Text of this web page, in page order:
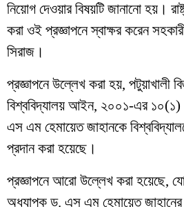
নিয়োগ দেওয়ার বিষয়টি জানানো হয়।
করা ওই প্রজ্ঞাপনে স্বাক্ষর করেন
সিরাজ।
প্রজ্ঞাপনে উল্লেখ করা হয়, পটুয়াখালী
বিশ্ববিদ্যালয় আইন, ২০০১-এর ১০(১)
এস এম হেমায়েত জাহানকে
প্রদান করা হয়েছে।
প্রজ্ঞাপনে আরো উল্লেখ করা হয়েছে,
অধ্যাপক ড. এস এম হেমায়েত জাহানের